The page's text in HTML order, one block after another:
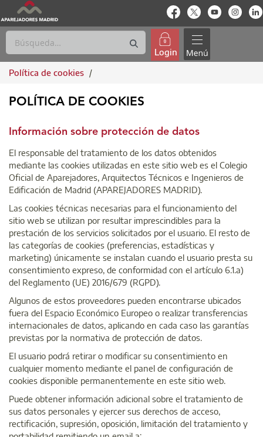
enlace-rrssenlace-rrss
enlace-
Login
Política de cookies /
POLÍTICA DE COOKIES
POLÍTICA DE COOKIES
Información sobre protección de datos
El responsable del tratamiento de los datos obtenidos
mediante las cookies utilizadas en este sitio web es el Colegio
Oficial de Aparejadores, Arquitectos Técnicos e Ingenieros de
Edificación de Madrid (APAREJADORES MADRID).
Las cookies técnicas necesarias para el funcionamiento del
sitio web se utilizan por resultar imprescindibles para la
prestación de los servicios solicitados por el usuario. El resto de
las categorías de cookies (preferencias, estadísticas y
marketing) únicamente se instalan cuando el usuario presta su
consentimiento expreso, de conformidad con el artículo 6.1.a)
del Reglamento (UE) 2016/679 (RGPD).
Algunos de estos proveedores pueden encontrarse ubicados
fuera del Espacio Económico Europeo o realizar transferencias
internacionales de datos, aplicando en cada caso las garantías
previstas por la normativa de protección de datos.
El usuario podrá retirar o modificar su consentimiento en
cualquier momento mediante el panel de configuración de
cookies disponible permanentemente en este sitio web.
Puede obtener información adicional sobre el tratamiento de
sus datos personales y ejercer sus derechos de acceso,
rectificación, supresión, oposición, limitación del tratamiento y